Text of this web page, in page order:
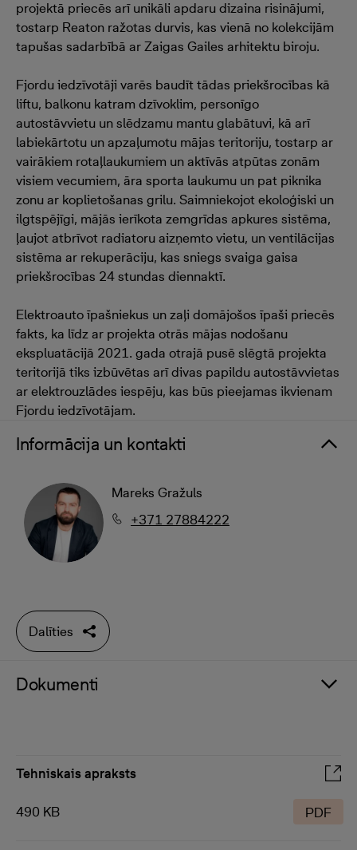
projektā priecēs arī unikāli apdaru dizaina risinājumi,
tostarp Reaton ražotas durvis, kas vienā no kolekcijām
tapušas sadarbībā ar Zaigas Gailes arhitektu biroju.
Fjordu iedzīvotāji varēs baudīt tādas priekšrocības kā
liftu, balkonu katram dzīvoklim, personīgo
autostāvvietu un slēdzamu mantu glabātuvi, kā arī
labiekārtotu un apzaļumotu mājas teritoriju, tostarp ar
vairākiem rotaļlaukumiem un aktīvās atpūtas zonām
visiem vecumiem, āra sporta laukumu un pat piknika
zonu ar koplietošanas grilu. Saimniekojot ekoloģiski un
ilgtspējīgi, mājās ierīkota zemgrīdas apkures sistēma,
ļaujot atbrīvot radiatoru aizņemto vietu, un ventilācijas
sistēma ar rekuperāciju, kas sniegs svaiga gaisa
priekšrocības 24 stundas diennaktī.
Elektroauto īpašniekus un zaļi domājošos īpaši priecēs
fakts, ka līdz ar projekta otrās mājas nodošanu
ekspluatācijā 2021. gada otrajā pusē slēgtā projekta
teritorijā tiks izbūvētas arī divas papildu autostāvvietas
ar elektrouzlādes iespēju, kas būs pieejamas ikvienam
Fjordu iedzīvotājam.
Informācija un kontakti
Mareks Gražuls
+371 27884222
Dalīties
Dokumenti
Tehniskais apraksts
490 KB PDF